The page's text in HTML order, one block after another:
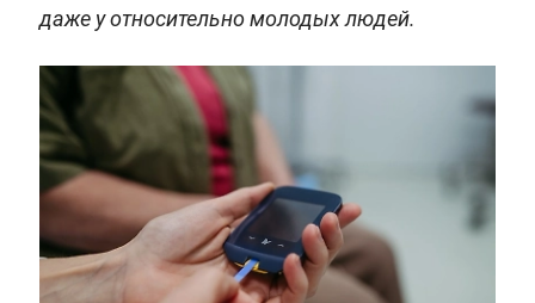
даже у относительно молодых людей.